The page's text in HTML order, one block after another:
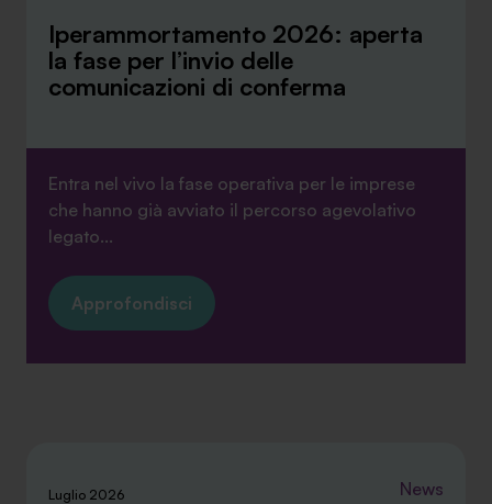
Iperammortamento 2026: aperta
la fase per l’invio delle
comunicazioni di conferma
Entra nel vivo la fase operativa per le imprese
che hanno già avviato il percorso agevolativo
legato...
Approfondisci
Luglio 2026 News